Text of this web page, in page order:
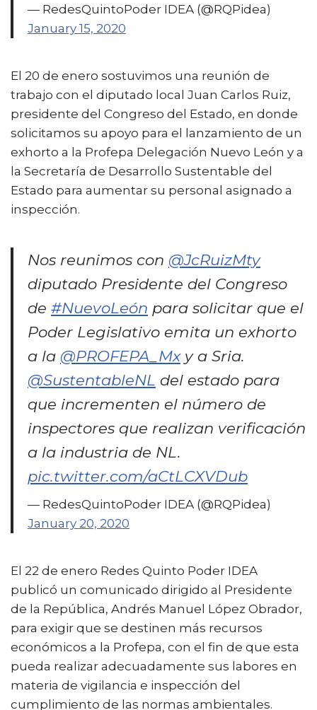
— RedesQuintoPoder IDEA (@RQPidea)
January 15, 2020
El 20 de enero sostuvimos una reunión de
trabajo con el diputado local Juan Carlos Ruiz,
presidente del Congreso del Estado, en donde
solicitamos su apoyo para el lanzamiento de un
exhorto a la Profepa Delegación Nuevo León y a
la Secretaría de Desarrollo Sustentable del
Estado para aumentar su personal asignado a
inspección.
Nos reunimos con @JcRuizMty
diputado Presidente del Congreso
de #NuevoLeón para solicitar que el
Poder Legislativo emita un exhorto
a la @PROFEPA_Mxy a Sria.
@SustentableNL del estado para
que incrementen el número de
inspectores que realizan verificación
a la industria de NL.
pic.twitter.com/aCtLCXVDub
— RedesQuintoPoder IDEA (@RQPidea)
January 20, 2020
El 22 de enero Redes Quinto Poder IDEA
publicó un comunicado dirigido al Presidente
de la República, Andrés Manuel López Obrador,
para exigir que se destinen más recursos
económicos a la Profepa, con el fin de que esta
pueda realizar adecuadamente sus labores en
materia de vigilancia e inspección del
cumplimiento de las normas ambientales.